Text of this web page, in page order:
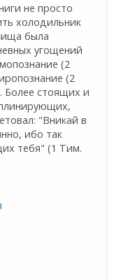
не просто
холодильник
была
угощений
(2
(2
Более стоящих и
"Вникай в
ибо так
тебя" (1 Тим.